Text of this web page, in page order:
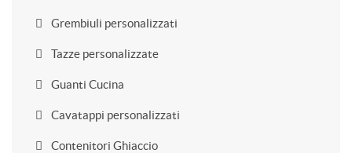
Grembiuli personalizzati
Tazze personalizzate
Guanti Cucina
Cavatappi personalizzati
Contenitori Ghiaccio